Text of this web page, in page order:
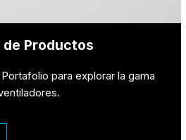
Productos
para explorar la gama